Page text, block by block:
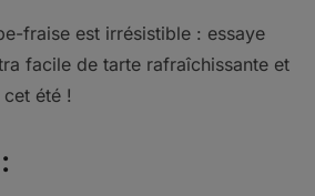
fraise est irrésistible : essaye
facile de tarte rafraîchissante et
été !